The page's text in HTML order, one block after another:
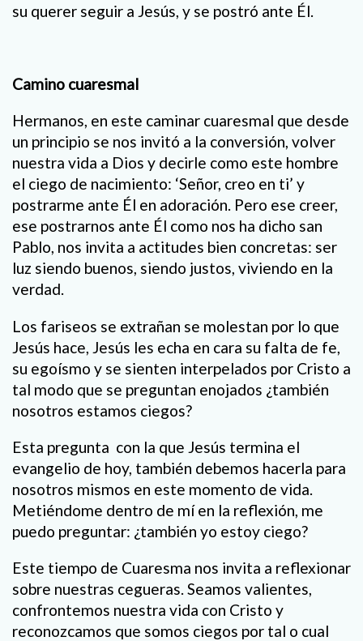
su querer seguir a Jesús, y se postró ante Él.
Camino cuaresmal
Hermanos, en este caminar cuaresmal que desde
un principio se nos invitó a la conversión, volver
nuestra vida a Dios y decirle como este hombre
el ciego de nacimiento: ‘Señor, creo en ti’ y
postrarme ante Él en adoración. Pero ese creer,
ese postrarnos ante Él como nos ha dicho san
Pablo, nos invita a actitudes bien concretas: ser
luz siendo buenos, siendo justos, viviendo en la
verdad.
Los fariseos se extrañan se molestan por lo que
Jesús hace, Jesús les echa en cara su falta de fe,
su egoísmo y se sienten interpelados por Cristo a
tal modo que se preguntan enojados ¿también
nosotros estamos ciegos?
Esta pregunta con la que Jesús termina el
evangelio de hoy, también debemos hacerla para
nosotros mismos en este momento de vida.
Metiéndome dentro de mí en la reflexión, me
puedo preguntar: ¿también yo estoy ciego?
Este tiempo de Cuaresma nos invita a reflexionar
sobre nuestras cegueras. Seamos valientes,
confrontemos nuestra vida con Cristo y
reconozcamos que somos ciegos por tal o cual